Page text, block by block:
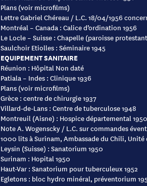
Plans (voir microfilms)
Lettre Gabriel Chéreau / L.C. 18/04/1956
Montréal – Canada : Calice d’ordination 1956
Le Locle – Suisse : Chapelle (paroisse
Saulchoir Etiolles : Séminaire 1945
EQUIPEMENT SANITAIRE
Réunion : Hôpital Non daté
Patiala – Indes : Clinique 1936
Plans (voir microfilms)
Grèce : centre de chirurgie 1937
Villard-de-Lans : Centre de tuberculose 1948
Montreuil (Aisne) : Hospice départemental 1950
Note A. Wogenscky / L.C. sur commandes
1000 lits à Surinam, Ambassade du Chili, Unité
Leysin (Suisse) : Sanatorium 1950
Surinam : Hopital 1950
Haut-Var : Sanatorium pour tuberculeux 1952
Egletons : bloc hydro minéral, préventorium